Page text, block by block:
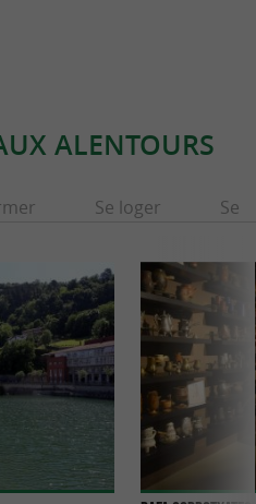
ALENTOURS
Se loger Se